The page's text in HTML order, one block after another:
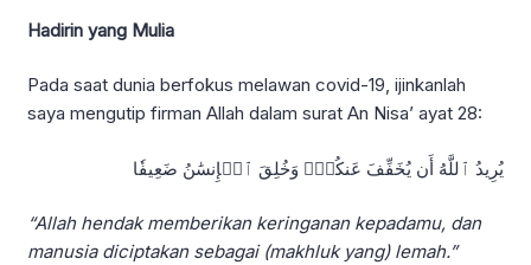
Hadirin yang Mulia
Pada saat dunia berfokus melawan covid-19, ijinkanlah
saya mengutip firman Allah dalam surat An Nisa’ ayat 28:
يُرِيدُ ٱللَّهُ أَن يُخَفِّفَ عَنكُمۡۚ وَخُلِقَ ٱلۡإِنسَٰنُ ضَعِيفٗا
“Allah hendak memberikan keringanan kepadamu, dan
manusia diciptakan sebagai (makhluk yang) lemah.”